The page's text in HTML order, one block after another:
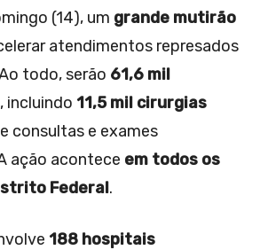
(14), um grande mutirão
atendimentos represados
todo, serão 61,6 mil
, incluindo 11,5 mil cirurgias
consultas e exames
ação acontece em todos os
Federal.
188 hospitais